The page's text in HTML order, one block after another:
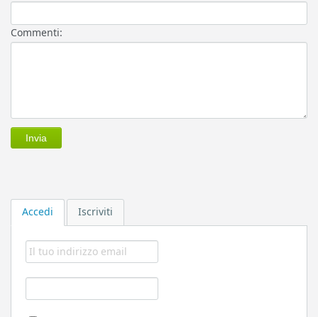
Accedi Iscriviti
Commenti: